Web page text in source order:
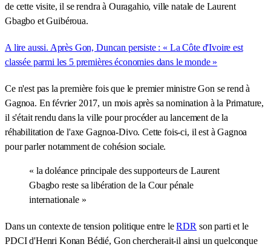
de cette visite, il se rendra à Ouragahio, ville natale de Laurent
Gbagbo et Guibéroua.
A lire aussi. Après Gon, Duncan persiste : « La Côte d'Ivoire est
classée parmi les 5 premières économies dans le monde »
Ce n'est pas la première fois que le premier ministre Gon se rend à
Gagnoa. En février 2017, un mois après sa nomination à la Primature,
il s'était rendu dans la ville pour procéder au lancement de la
réhabilitation de l'axe Gagnoa-Divo. Cette fois-ci, il est à Gagnoa
pour parler notamment de cohésion sociale.
« la doléance principale des supporteurs de Laurent
Gbagbo reste sa libération de la Cour pénale
internationale »
Dans un contexte de tension politique entre leRDR son parti et le
PDCI d'Henri Konan Bédié, Gon chercherait-il ainsi un quelconque